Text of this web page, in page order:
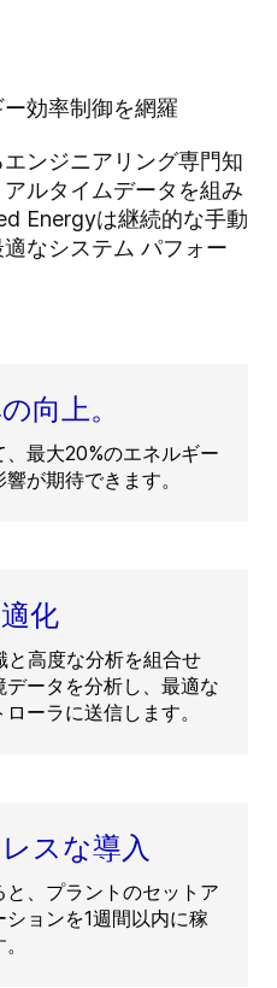
効率制御を網羅
ンジニアリング専門知
ルタイムデータを組み
Energyは継続的な手動
なシステム パフォー
向上。
最大20%のエネルギー
が期待できます。
化
と高度な分析を組合せ
ータを分析し、最適な
ーラに送信します。
スな導入
、プラントのセットア
ョンを1週間以内に稼